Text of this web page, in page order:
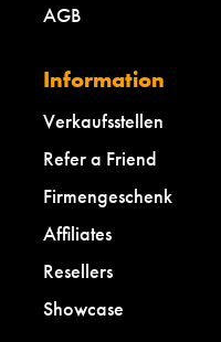
AGB
Information
Verkaufsstellen
Refer a Friend
Firmengeschenk
Affiliates
Resellers
Showcase